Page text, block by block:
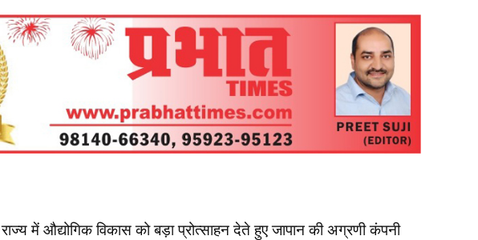
राज्य में औद्योगिक विकास को बड़ा प्रोत्साहन देते हुए जापान की अग्रणी कंपनी